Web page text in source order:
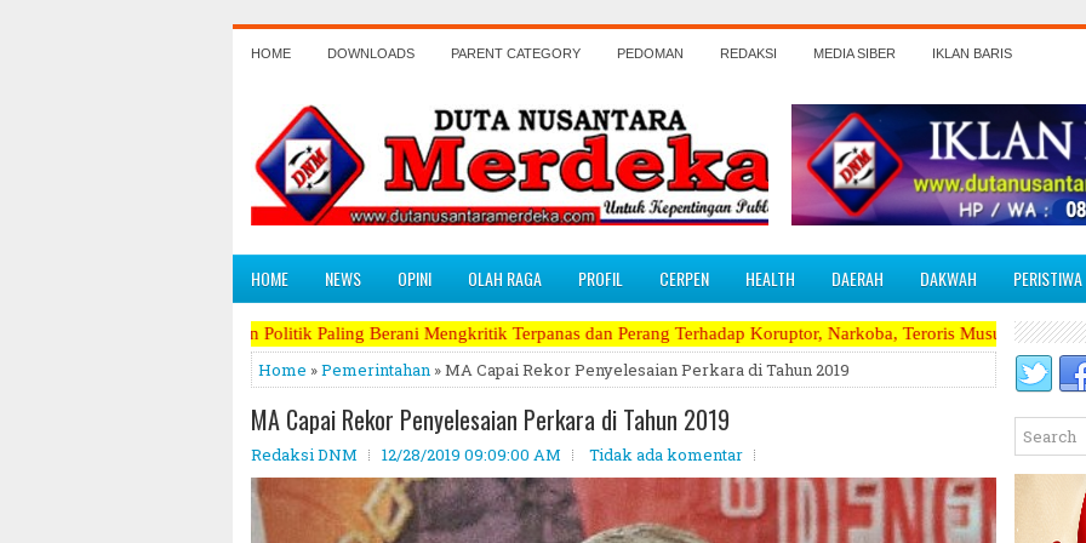
HOME DOWNLOADS PARENT CATEGORY PEDOMAN REDAKSI MEDIA SIBER IKLAN BARIS
HOME NEWS OPINI OLAH RAGA PROFIL CERPEN HEALTH DAERAH DAKWAH PERISTIWA
Koran Politik Paling Berani Mengkritik Terpanas dan Perang Terhadap Koruptor, Narkoba, Teroris Musuh Rakyat ~~~~~>>>>> Kami
Home »Pemerintahan » MA Capai Rekor Penyelesaian Perkara di Tahun 2019
MA Capai Rekor Penyelesaian Perkara di Tahun 2019
Redaksi DNM 12/28/2019 09:09:00 AM Tidak ada komentar